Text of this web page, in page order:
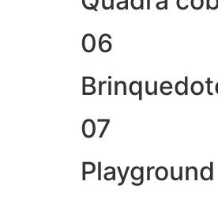
06
07
Playground